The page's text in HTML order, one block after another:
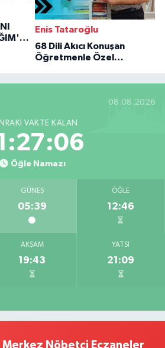
Enis Tataroğlu
68 Dili Akıcı Konuşan
Öğretmenle Özel
08.08.2026
VAKTE KALAN
Öğle Namazı
GÜNEŞ
05:39
ÖĞLE
12:46
AKŞAM
19:43
YATSI
21:09
Merkez Nöbetçi Eczaneler